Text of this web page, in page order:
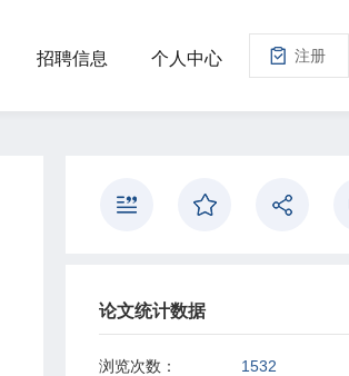
注册
招聘信息 个人中心
论文统计数据
浏览次数：
1532